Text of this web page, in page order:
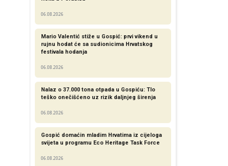
06.08.2026
Mario Valentić stiže u Gospić: prvi vikend u
rujnu hodat će sa sudionicima Hrvatskog
festivala hodanja
06.08.2026
Nalaz o 37.000 tona otpada u Gospiću: Tlo
teško onečišćeno uz rizik daljnjeg širenja
06.08.2026
Gospić domaćin mladim Hrvatima iz cijeloga
svijeta u programu Eco Heritage Task Force
06.08.2026